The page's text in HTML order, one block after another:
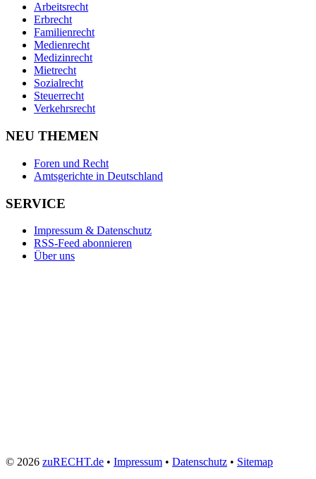
Arbeitsrecht
Erbrecht
Familienrecht
Medienrecht
Medizinrecht
Mietrecht
Sozialrecht
Steuerrecht
Verkehrsrecht
NEU THEMEN
Foren und Recht
Amtsgerichte in Deutschland
SERVICE
Impressum & Datenschutz
RSS-Feed abonnieren
Über uns
© 2026 zuRECHT.de • Impressum • Datenschutz • Sitemap